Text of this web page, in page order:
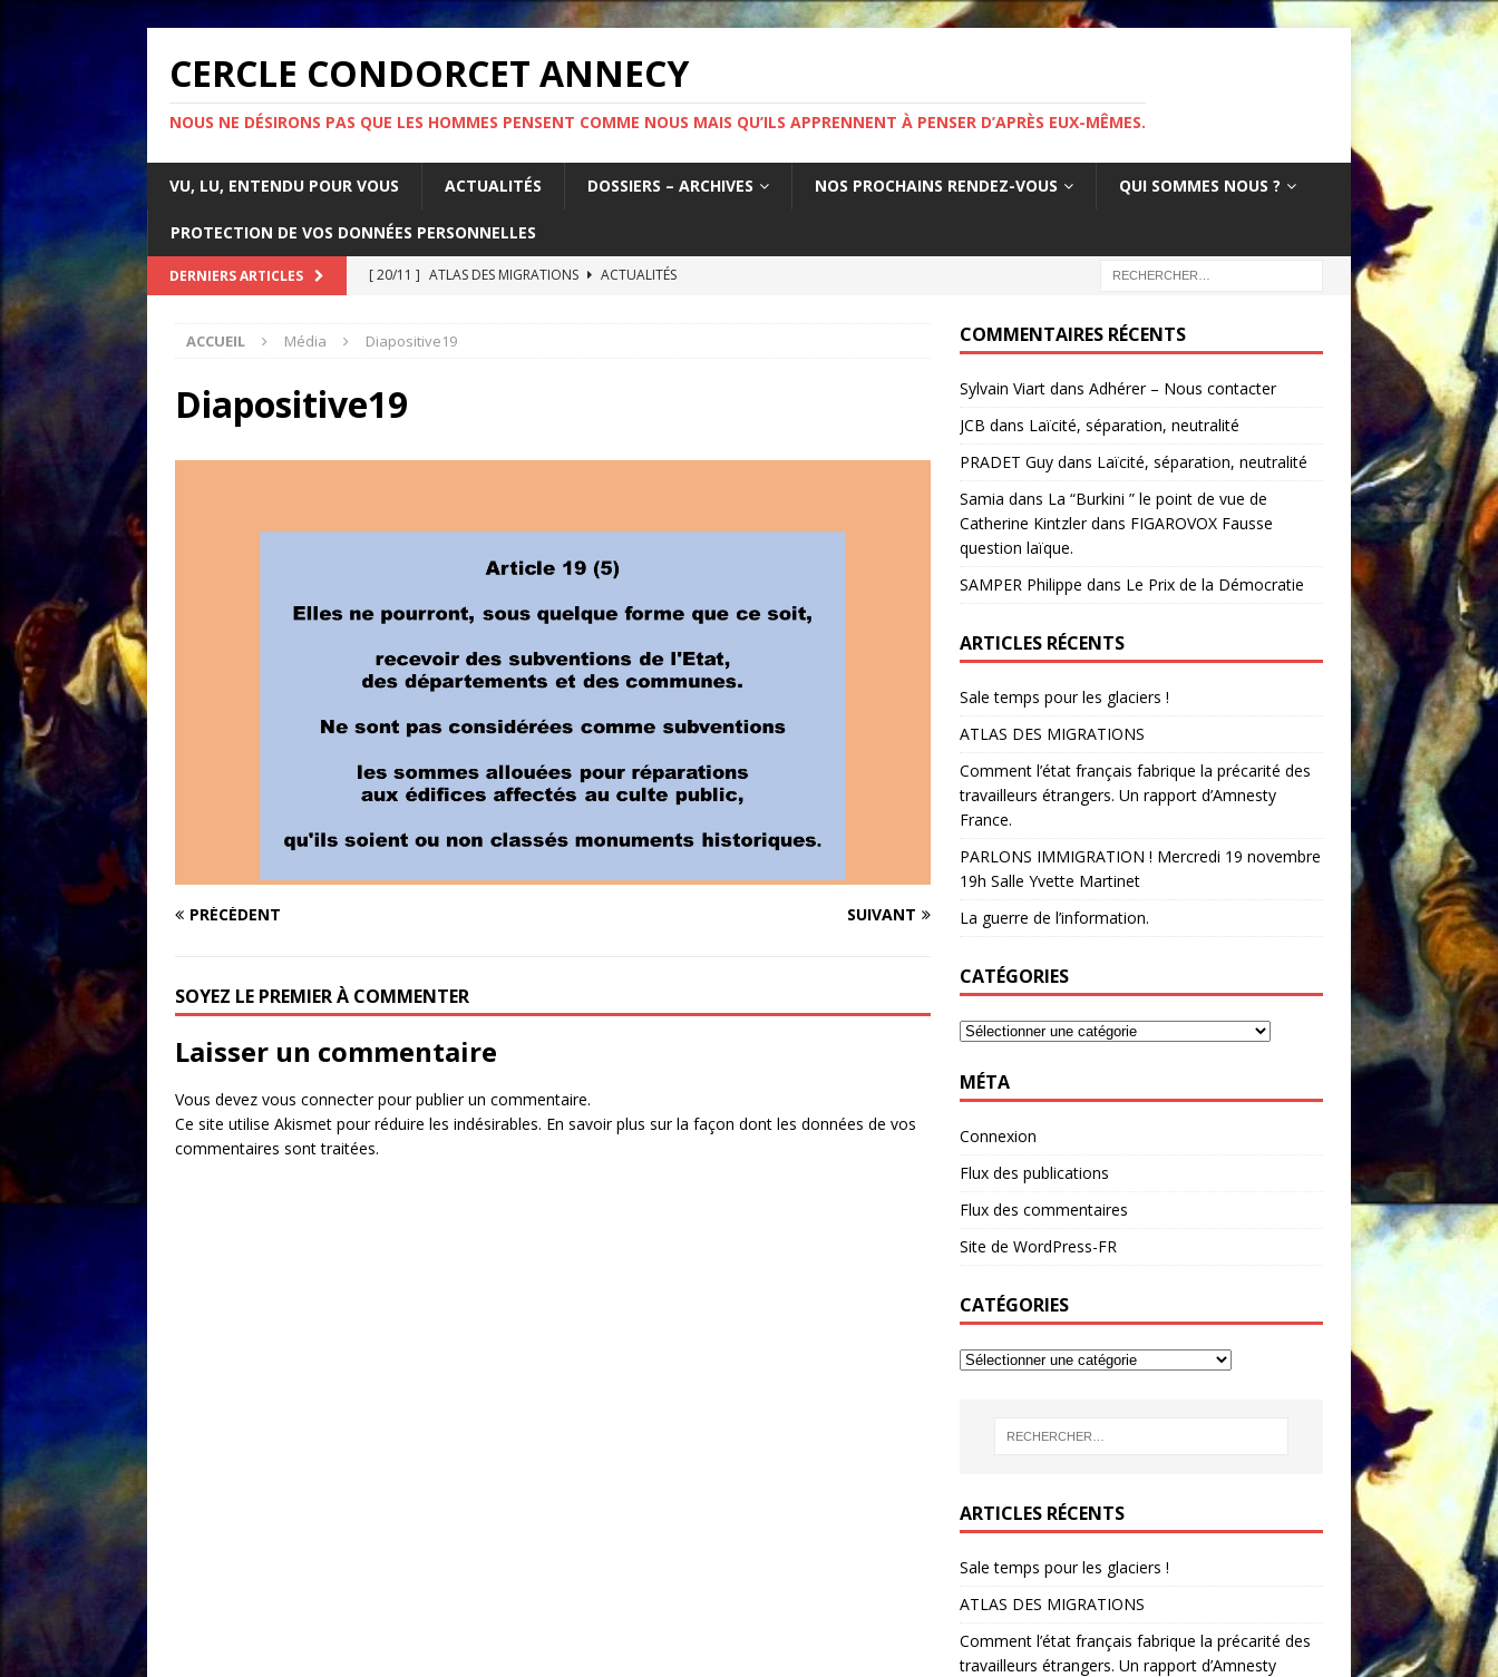
CERCLE CONDORCET ANNECY
NOUS NE DÉSIRONS PAS QUE LES HOMMES PENSENT COMME NOUS MAIS QU’ILS APPRENNENT À PENSER D’APRÈS EUX-MÊMES.
VU, LU, ENTENDU POUR VOUS ACTUALITÉS DOSSIERS – ARCHIVES NOS PROCHAINS RENDEZ-VOUS QUI SOMMES NOUS ?
PROTECTION DE VOS DONNÉES PERSONNELLES
DERNIERS ARTICLES [ 20/11 ] ATLAS DES MIGRATIONS
ACTUALITÉS
rapport d’Amnesty France.
[ 21/10 ]
[ 05/05 ] La guerre de l’information.
ACTUALITÉS
ACCUEIL Média Diapositive19
Diapositive19
PRÉCÉDENT SUIVANT
SOYEZ LE PREMIER À COMMENTER
Laisser un commentaire
Vous devez vous connecterpour publier un commentaire.
Ce site utilise Akismet pour réduire les indésirables. En savoir plus sur la façon dont les données de vos
commentaires sont traitées.
COMMENTAIRES RÉCENTS
Sylvain Viartdans Adhérer – Nous contacter
JCB dans Laïcité, séparation, neutralité
PRADET Guydans Laïcité, séparation, neutralité
Samia dans La “Burkini ” le point de vue de
Catherine Kintzler dans FIGAROVOX Fausse
question laïque.
SAMPER Philippe dans Le Prix de la Démocratie
ARTICLES RÉCENTS
Sale temps pour les glaciers !
ATLAS DES MIGRATIONS
Comment l’état français fabrique la précarité des
travailleurs étrangers. Un rapport d’Amnesty
France.
PARLONS IMMIGRATION ! Mercredi 19 novembre
19h Salle Yvette Martinet
La guerre de l’information.
CATÉGORIES
MÉTA
Connexion
Flux des publications
Flux des commentaires
Site de WordPress-FR
CATÉGORIES
ARTICLES RÉCENTS
Sale temps pour les glaciers !
ATLAS DES MIGRATIONS
Comment l’état français fabrique la précarité des
travailleurs étrangers. Un rapport d’Amnesty